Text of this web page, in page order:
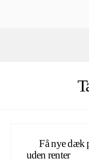
Få nye dæk
uden renter